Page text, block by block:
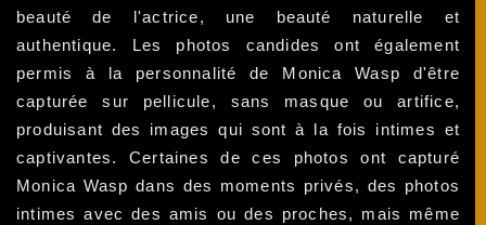
beauté de l'actrice, une beauté naturelle et
authentique. Les photos candides ont également
permis à la personnalité de Monica Wasp d'être
capturée sur pellicule, sans masque ou artifice,
produisant des images qui sont à la fois intimes et
captivantes. Certaines de ces photos ont capturé
Monica Wasp dans des moments privés, des photos
intimes avec des amis ou des proches, mais même